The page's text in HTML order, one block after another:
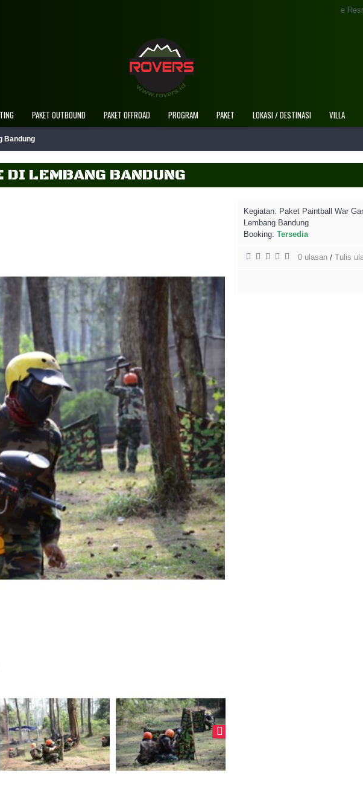
Selamat Datang Di Website Resmi Rovers Adventure
PAKET OUTBOUND PAKET OFFROAD PROGRAM PAKET LOKASI / DESTINASI VILLA
Bandung
DI LEMBANG BANDUNG
Kegiatan: Paket Paintball War
Lembang Bandung
Booking: Tersedia
0 ulasan/ Tulis